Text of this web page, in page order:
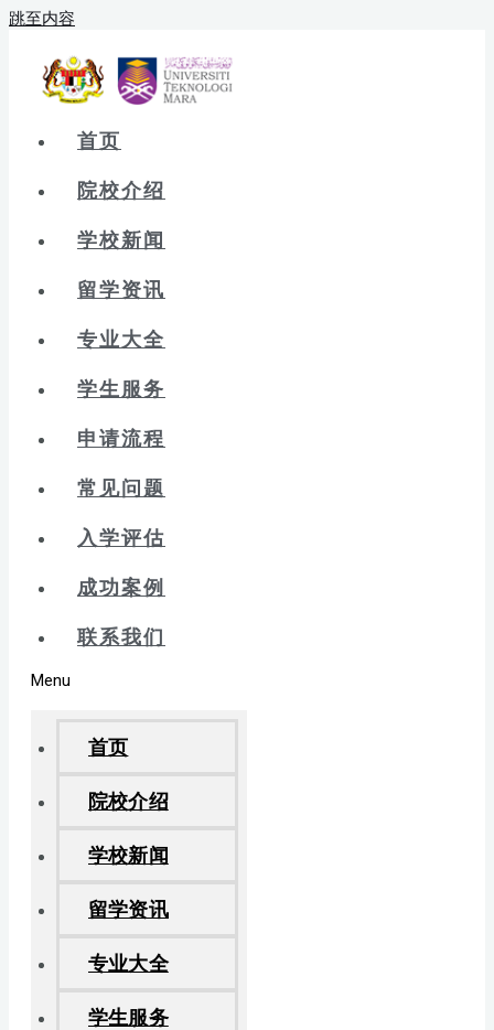
跳至内容
首页
院校介绍
学校新闻
留学资讯
专业大全
学生服务
申请流程
常见问题
入学评估
成功案例
联系我们
Menu
首页
院校介绍
学校新闻
留学资讯
专业大全
学生服务